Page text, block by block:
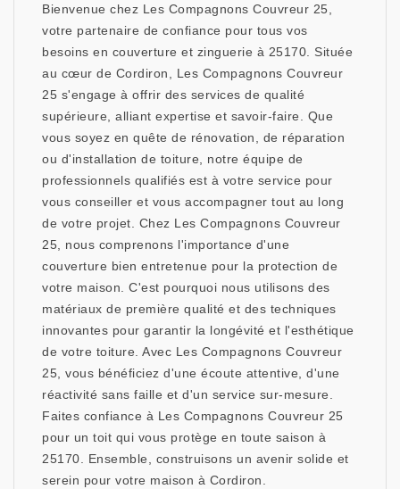
Bienvenue chez Les Compagnons Couvreur 25,
votre partenaire de confiance pour tous vos
besoins en couverture et zinguerie à 25170. Située
au cœur de Cordiron, Les Compagnons Couvreur
25 s'engage à offrir des services de qualité
supérieure, alliant expertise et savoir-faire. Que
vous soyez en quête de rénovation, de réparation
ou d'installation de toiture, notre équipe de
professionnels qualifiés est à votre service pour
vous conseiller et vous accompagner tout au long
de votre projet. Chez Les Compagnons Couvreur
25, nous comprenons l'importance d'une
couverture bien entretenue pour la protection de
votre maison. C'est pourquoi nous utilisons des
matériaux de première qualité et des techniques
innovantes pour garantir la longévité et l'esthétique
de votre toiture. Avec Les Compagnons Couvreur
25, vous bénéficiez d'une écoute attentive, d'une
réactivité sans faille et d'un service sur-mesure.
Faites confiance à Les Compagnons Couvreur 25
pour un toit qui vous protège en toute saison à
25170. Ensemble, construisons un avenir solide et
serein pour votre maison à Cordiron.